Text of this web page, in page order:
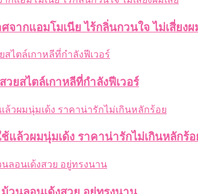
ากแอมโมเนีย ไร้กลิ่นกวนใจ ไม่เสี่ยงผ
ยสไตล์เกาหลีที่กำลังฟีเวอร์
แล้วผมนุ่มเด้ง ราคาน่ารักไม่เกินหลักร้อ